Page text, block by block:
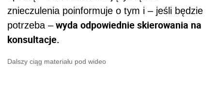
znieczulenia poinformuje o tym i – jeśli będzie
potrzeba –wyda odpowiednie skierowania na
konsultacje.
Dalszy ciąg materiału pod wideo